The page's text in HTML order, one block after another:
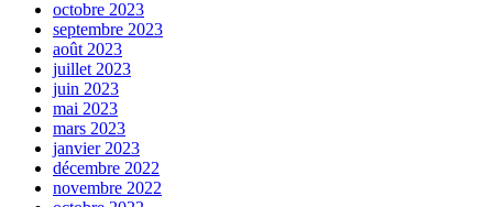
octobre 2023
septembre 2023
août 2023
juillet 2023
juin 2023
mai 2023
mars 2023
janvier 2023
décembre 2022
novembre 2022